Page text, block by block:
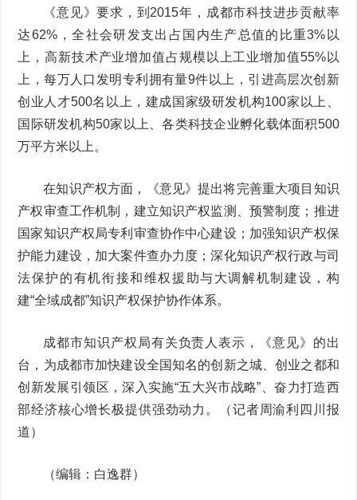
《意见》要求，到2015年，成都市科技进步贡献率
达62%，全社会研发支出占国内生产总值的比重3%以
上，高新技术产业增加值占规模以上工业增加值55%以
上，每万人口发明专利拥有量9件以上，引进高层次创新
创业人才500名以上，建成国家级研发机构100家以上、
国际研发机构50家以上、各类科技企业孵化载体面积500
万平方米以上。
在知识产权方面，《意见》提出将完善重大项目知识
产权审查工作机制，建立知识产权监测、预警制度；推进
国家知识产权局专利审查协作中心建设；加强知识产权保
护能力建设，加大案件查办力度；深化知识产权行政与司
法保护的有机衔接和维权援助与大调解机制建设，构
建“全域成都”知识产权保护协作体系。
成都市知识产权局有关负责人表示，《意见》的出
台，为成都市加快建设全国知名的创新之城、创业之都和
创新发展引领区，深入实施“五大兴市战略”、奋力打造西
部经济核心增长极提供强劲动力。（记者周渝利四川报
道）
（编辑：白逸群）